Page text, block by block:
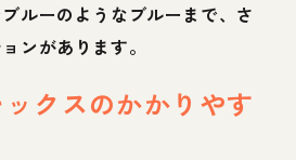
ルーのようなブルーまで、さ
ンがあります。
クスのかかりやす